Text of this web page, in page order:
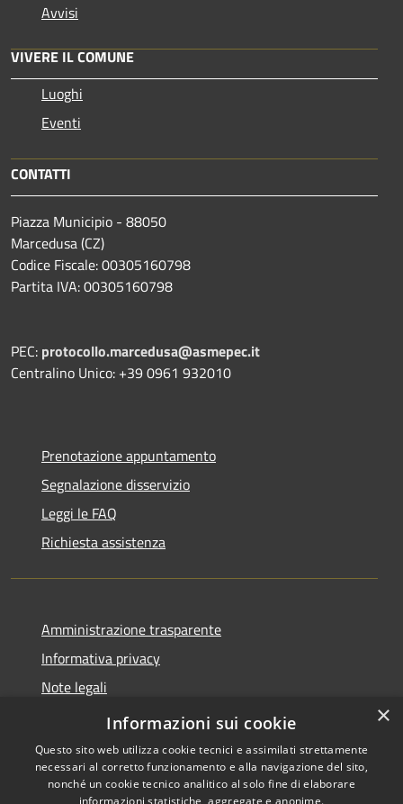
Avvisi
VIVERE IL COMUNE
Luoghi
Eventi
CONTATTI
Piazza Municipio - 88050
Marcedusa (CZ)
Codice Fiscale: 00305160798
Partita IVA: 00305160798
PEC: protocollo.marcedusa@asmepec.it
Centralino Unico: +39 0961 932010
Prenotazione appuntamento
Segnalazione disservizio
Leggi le FAQ
Richiesta assistenza
Amministrazione trasparente
Informativa privacy
Note legali
Dichiarazione di accessibilità
×
Informazioni sui cookie
Questo sito web utilizza cookie tecnici e assimilati strettamente
necessari al corretto funzionamento e alla navigazione del sito,
nonché un cookie tecnico analitico al solo fine di elaborare
informazioni statistiche, aggregate e anonime.